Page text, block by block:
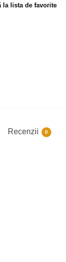
la lista de favorite
Recenzii 0